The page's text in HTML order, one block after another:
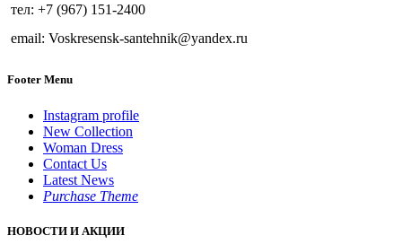
тел: +7 (967) 151-2400
email: Voskresensk-santehnik@yandex.ru
Footer Menu
Instagram profile
New Collection
Woman Dress
Contact Us
Latest News
Purchase Theme
НОВОСТИ И АКЦИИ